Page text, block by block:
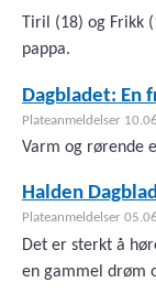
Tiril (18) og Frikk
pappa.
Dagbladet: En
Plateanmeldelser
Varm og rørende
Halden
Plateanmeldelser
Det er sterkt å
en gammel drøm